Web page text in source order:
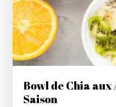
Bowl de Chia aux
Saison